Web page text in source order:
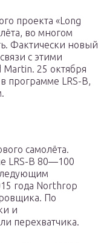
проекта «Long
во многом
Фактически новый
с этими
25 октября
программе LRS-B,
самолёта.
LRS-B 80—100
года Northrop
По
и
перехватчика.